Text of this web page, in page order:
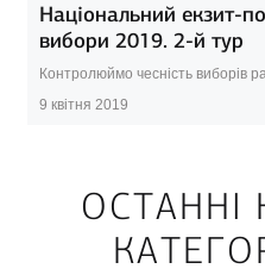
Національний екзит-
вибори 2019. 2-й тур
Контролюймо чесність виборів
9 квітня 2019
ОСТАННІ